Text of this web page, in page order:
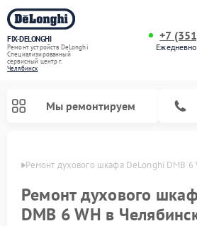
FIX-DELONGHI
Ремонт устройств DeLonghi
Специализированный
cервисный центр г.
Челябинск
+7
Мы ремонтируем
Ремонт духового шкафа DeLonghi DMB 6
Ремонт духового
DMB 6 WH в